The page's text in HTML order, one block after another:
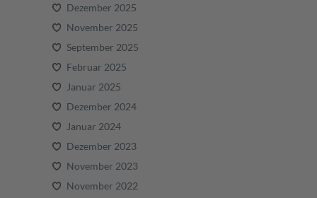
Dezember 2025
November 2025
September 2025
Februar 2025
Januar 2025
Dezember 2024
Januar 2024
Dezember 2023
November 2023
November 2022